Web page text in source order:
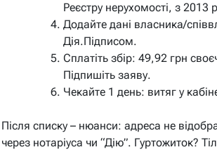
Реєстру нерухомості, з 2013
Додайте дані власника/
Дія.Підписом.
Сплатіть збір: 49,92 грн
Підпишіть заяву.
Чекайте 1 день: витяг у
Після списку – нюанси: адреса не
через нотаріуса чи “Дію”. Гуртожиток?